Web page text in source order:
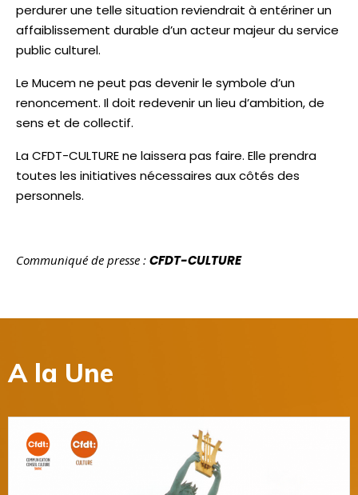
perdurer une telle situation reviendrait à entériner un
affaiblissement durable d’un acteur majeur du service
public culturel.
Le Mucem ne peut pas devenir le symbole d’un
renoncement. Il doit redevenir un lieu d’ambition, de
sens et de collectif.
La CFDT-CULTURE ne laissera pas faire. Elle prendra
toutes les initiatives nécessaires aux côtés des
personnels.
Communiqué de presse : CFDT-CULTURE
A la Une